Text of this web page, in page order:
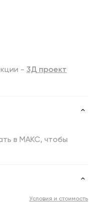
- 3Д проект
в МАКС, чтобы
Условия и стоимость